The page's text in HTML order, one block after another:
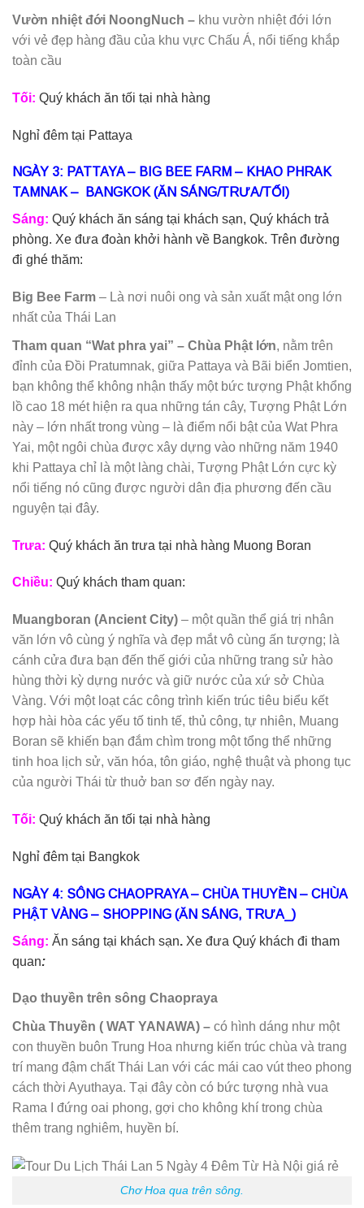
Vườn nhiệt đới NoongNuch – khu vườn nhiệt đới lớn
với vẻ đẹp hàng đầu của khu vực Chấu Á, nổi tiếng khắp
toàn cầu
Tối: Quý khách ăn tối tại nhà hàng
Nghỉ đêm tại Pattaya
NGÀY 3: PATTAYA – BIG BEE FARM – KHAO PHRAK
TAMNAK – BANGKOK (ĂN SÁNG/TRƯA/TỐI)
Sáng: Quý khách ăn sáng tại khách sạn, Quý khách trả
phòng. Xe đưa đoàn khởi hành về Bangkok. Trên đường
đi ghé thăm:
Big Bee Farm – Là nơi nuôi ong và sản xuất mật ong lớn
nhất của Thái Lan
Tham quan “Wat phra yai” – Chùa Phật lớn, nằm trên
đỉnh của Đồi Pratumnak, giữa Pattaya và Bãi biển Jomtien,
bạn không thể không nhận thấy một bức tượng Phật khổng
lồ cao 18 mét hiện ra qua những tán cây, Tượng Phật Lớn
này – lớn nhất trong vùng – là điểm nổi bật của Wat Phra
Yai, một ngôi chùa được xây dựng vào những năm 1940
khi Pattaya chỉ là một làng chài, Tượng Phật Lớn cực kỳ
nổi tiếng nó cũng được người dân địa phương đến cầu
nguyện tại đây.
Trưa: Quý khách ăn trưa tại nhà hàng Muong Boran
Chiều: Quý khách tham quan:
Muangboran (Ancient City) – một quần thể giá trị nhân
văn lớn vô cùng ý nghĩa và đẹp mắt vô cùng ấn tượng; là
cánh cửa đưa bạn đến thế giới của những trang sử hào
hùng thời kỳ dựng nước và giữ nước của xứ sở Chùa
Vàng. Với một loạt các công trình kiến trúc tiêu biểu kết
hợp hài hòa các yếu tố tinh tế, thủ công, tự nhiên, Muang
Boran sẽ khiến bạn đắm chìm trong một tổng thể những
tinh hoa lịch sử, văn hóa, tôn giáo, nghệ thuật và phong tục
của người Thái từ thuở ban sơ đến ngày nay.
Tối: Quý khách ăn tối tại nhà hàng
Nghỉ đêm tại Bangkok
NGÀY 4: SÔNG CHAOPRAYA – CHÙA THUYỀN – CHÙA
PHẬT VÀNG – SHOPPING (ĂN SÁNG, TRƯA_)
Sáng: Ăn sáng tại khách sạn. Xe đưa Quý khách đi tham
quan:
Dạo thuyền trên sông Chaopraya
Chùa Thuyền ( WAT YANAWA) – có hình dáng như một
con thuyền buôn Trung Hoa nhưng kiến trúc chùa và trang
trí mang đậm chất Thái Lan với các mái cao vút theo phong
cách thời Ayuthaya. Tại đây còn có bức tượng nhà vua
Rama I đứng oai phong, gợi cho không khí trong chùa
thêm trang nghiêm, huyền bí.
Chơ Hoa qua trên sông.